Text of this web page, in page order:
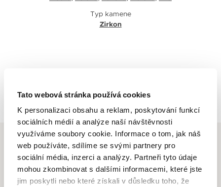
Tato webová stránka používá cookies
K personalizaci obsahu a reklam, poskytování funkcí
sociálních médií a analýze naší návštěvnosti
využíváme soubory cookie. Informace o tom, jak náš
web používáte, sdílíme se svými partnery pro
sociální média, inzerci a analýzy. Partneři tyto údaje
mohou zkombinovat s dalšími informacemi, které jste
jim poskytli nebo které získali v důsledku toho, že
Typ kamene
Zirkon
Zpět na výpis
ALTMAN JEWELLERY